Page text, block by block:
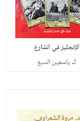
الإنجليز في الشارع
لـ ياسمين السبع